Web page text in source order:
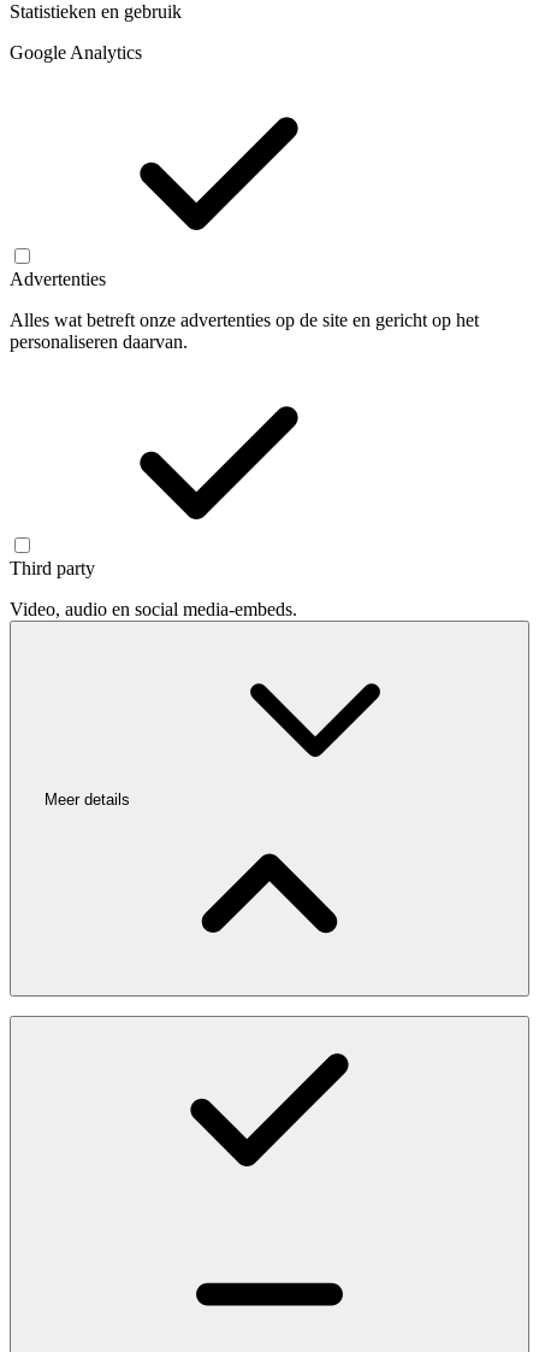
Statistieken en gebruik
Google Analytics
Advertenties
Alles wat betreft onze advertenties op de site en gericht op het
personaliseren daarvan.
Third party
Video, audio en social media-embeds.
Meer details